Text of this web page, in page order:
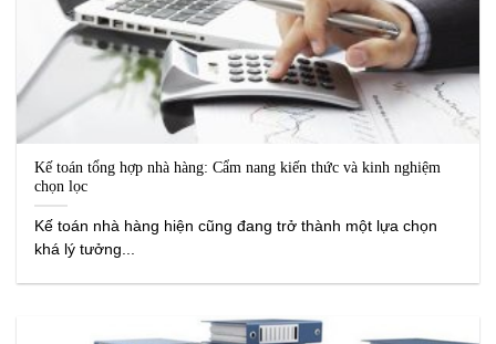
Kế toán tổng hợp nhà hàng: Cẩm nang kiến thức và kinh nghiệm
chọn lọc
Kế toán nhà hàng hiện cũng đang trở thành một lựa chọn
khá lý tưởng...